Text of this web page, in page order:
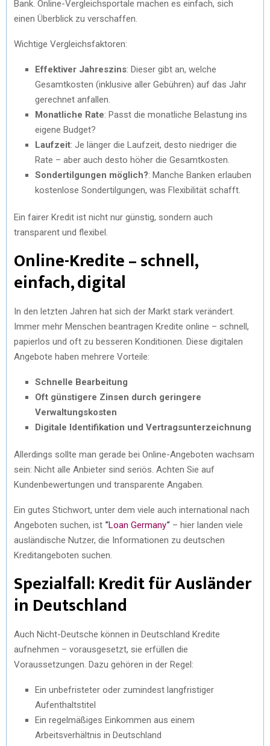
Bank. Online-Vergleichsportale machen es einfach, sich
einen Überblick zu verschaffen.
Wichtige Vergleichsfaktoren:
Effektiver Jahreszins: Dieser gibt an, welche
Gesamtkosten (inklusive aller Gebühren) auf das Jahr
gerechnet anfallen.
Monatliche Rate: Passt die monatliche Belastung ins
eigene Budget?
Laufzeit: Je länger die Laufzeit, desto niedriger die
Rate – aber auch desto höher die Gesamtkosten.
Sondertilgungen möglich?: Manche Banken erlauben
kostenlose Sondertilgungen, was Flexibilität schafft.
Ein fairer Kredit ist nicht nur günstig, sondern auch
transparent und flexibel.
Online-Kredite – schnell,
einfach, digital
In den letzten Jahren hat sich der Markt stark verändert.
Immer mehr Menschen beantragen Kredite online – schnell,
papierlos und oft zu besseren Konditionen. Diese digitalen
Angebote haben mehrere Vorteile:
Schnelle Bearbeitung
Oft günstigere Zinsen durch geringere
Verwaltungskosten
Digitale Identifikation und Vertragsunterzeichnung
Allerdings sollte man gerade bei Online-Angeboten wachsam
sein: Nicht alle Anbieter sind seriös. Achten Sie auf
Kundenbewertungen und transparente Angaben.
Ein gutes Stichwort, unter dem viele auch international nach
Angeboten suchen, ist “Loan Germany“ – hier landen viele
ausländische Nutzer, die Informationen zu deutschen
Kreditangeboten suchen.
Spezialfall: Kredit für Ausländer
in Deutschland
Auch Nicht-Deutsche können in Deutschland Kredite
aufnehmen – vorausgesetzt, sie erfüllen die
Voraussetzungen. Dazu gehören in der Regel:
Ein unbefristeter oder zumindest langfristiger
Aufenthaltstitel
Ein regelmäßiges Einkommen aus einem
Arbeitsverhältnis in Deutschland